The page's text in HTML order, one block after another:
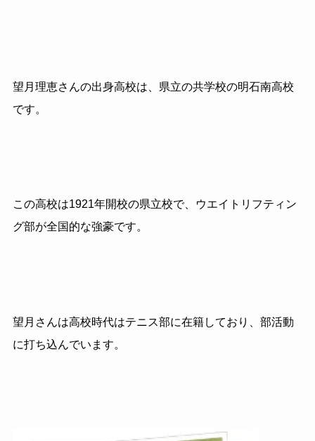
望月理恵さんの出身高校は、県立の共学校の明石南高校
です。
この高校は1921年開校の県立校で、ウエイトリフティン
グ部が全国的な強豪です。
望月さんは高校時代はテニス部に在籍しており、部活動
に打ち込んでいます。